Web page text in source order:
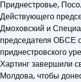
Приднестровье,
Действующего
Дмоховский и
председателя ОБСЕ
приднестровского
Хартинг завершили
Молдова, чтобы